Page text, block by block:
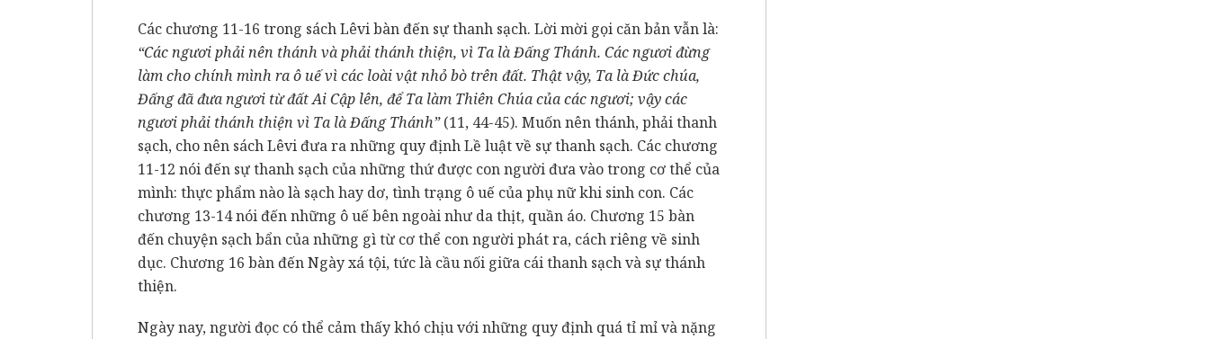
Các chương 11-16 trong sách Lêvi bàn đến sự thanh sạch. Lời mời gọi căn bản vẫn là:
“Các ngươi phải nên thánh và phải thánh thiện, vì Ta là Đấng Thánh. Các ngươi đừng
làm cho chính mình ra ô uế vì các loài vật nhỏ bò trên đất. Thật vậy, Ta là Đức chúa,
Đấng đã đưa ngươi từ đất Ai Cập lên, để Ta làm Thiên Chúa của các ngươi; vậy các
ngươi phải thánh thiện vì Ta là Đấng Thánh”(11, 44-45). Muốn nên thánh, phải thanh
sạch, cho nên sách Lêvi đưa ra những quy định Lề luật về sự thanh sạch. Các chương
11-12 nói đến sự thanh sạch của những thứ được con người đưa vào trong cơ thể của
mình: thực phẩm nào là sạch hay dơ, tình trạng ô uế của phụ nữ khi sinh con. Các
chương 13-14 nói đến những ô uế bên ngoài như da thịt, quần áo. Chương 15 bàn
đến chuyện sạch bẩn của những gì từ cơ thể con người phát ra, cách riêng về sinh
dục. Chương 16 bàn đến Ngày xá tội, tức là cầu nối giữa cái thanh sạch và sự thánh
thiện.
Ngày nay, người đọc có thể cảm thấy khó chịu với những quy định quá tỉ mỉ và nặng